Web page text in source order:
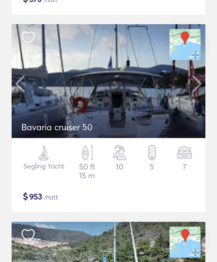
Bavaria cruiser 50
Segling Yacht
50 ft
15 m
10 5 7
$953 /natt